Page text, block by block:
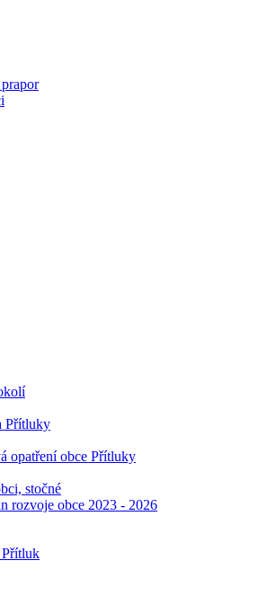
Přítluky
opatření obce Přítluky
stočné
rozvoje obce 2023 - 2026